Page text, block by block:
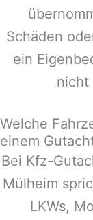
Schäden
ein
nicht
Welche
einem
Bei Kfz-
Mülheim
LKWs,